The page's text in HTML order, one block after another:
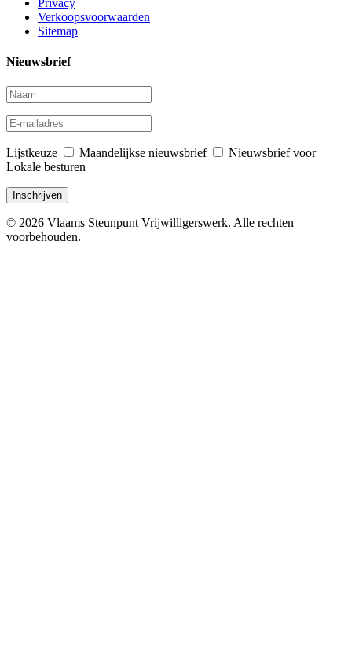
Privacy
Verkoopsvoorwaarden
Sitemap
Nieuwsbrief
Lijstkeuze Maandelijkse nieuwsbrief
Nieuwsbrief voor
Lokale besturen
© 2026 Vlaams Steunpunt Vrijwilligerswerk. Alle rechten
voorbehouden.